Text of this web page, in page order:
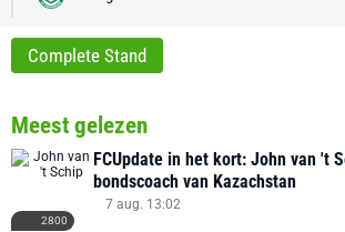
Complete Stand
Meest gelezen
2800
FCUpdate in het kort: John van 't
bondscoach van Kazachstan
7 aug. 13:02